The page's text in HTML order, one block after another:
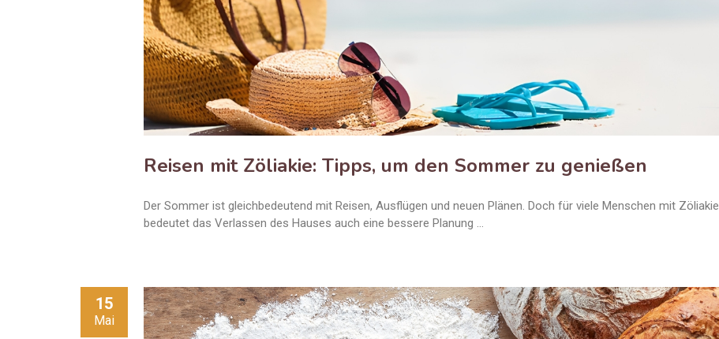
Reisen mit Zöliakie: Tipps, um den Sommer zu genießen
Der Sommer ist gleichbedeutend mit Reisen, Ausflügen und neuen Plänen. Doch für viele Menschen mit Zöliakie
bedeutet das Verlassen des Hauses auch eine bessere Planung …
15
Mai